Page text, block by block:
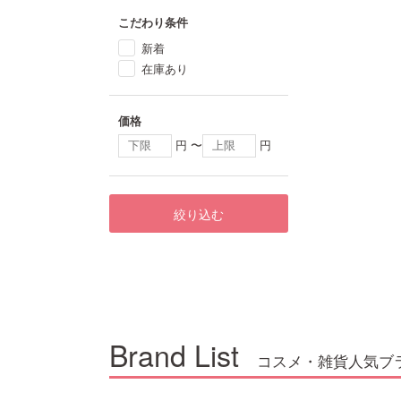
こだわり条件
新着
在庫あり
価格
円 〜 円
絞り込む
Brand List コスメ・雑貨人気ブ